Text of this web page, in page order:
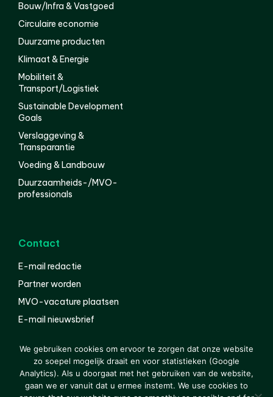
Bouw/Infra & Vastgoed
Circulaire economie
Duurzame producten
Klimaat & Energie
Mobiliteit &
Transport/Logistiek
Sustainable Development
Goals
Verslaggeving &
Transparantie
Voeding & Landbouw
Duurzaamheids-/MVO-
professionals
Contact
E-mail redactie
Partner worden
MVO-vacature plaatsen
E-mail nieuwsbrief
© 2000-2026 Van der Molen EIS Colofon
Disclaimer
We gebruiken cookies om ervoor te zorgen dat onze website
zo soepel mogelijk draait en voor statistieken (Google
Analytics). Als u doorgaat met het gebruiken van de website,
gaan we er vanuit dat u ermee instemt. We use cookies to